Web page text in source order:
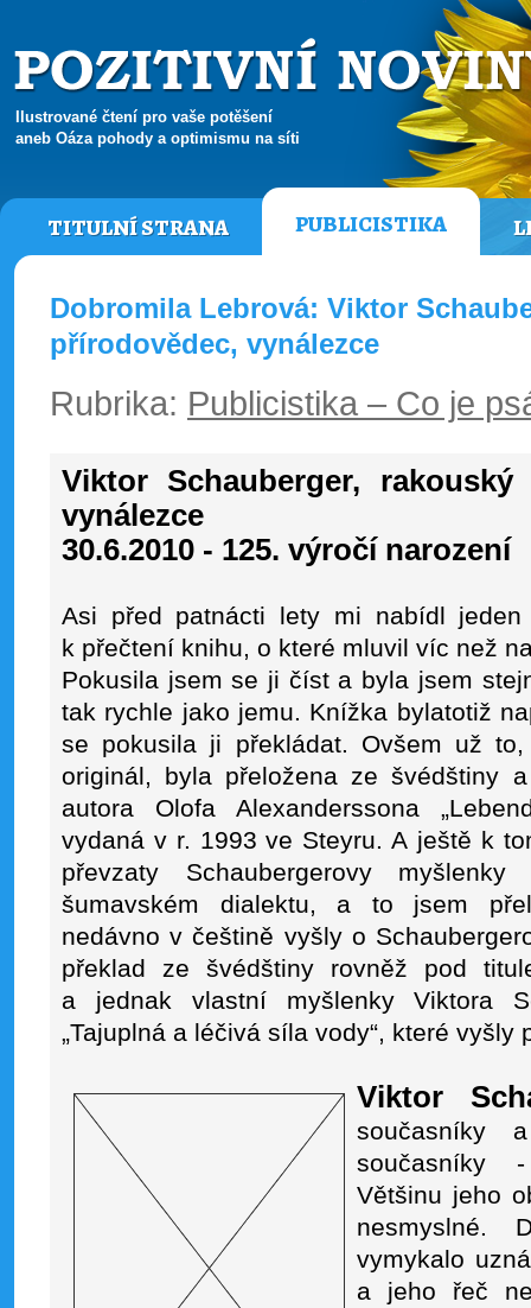
Ilustrované čtení pro vaše potěšení
aneb Oáza pohody a optimismu na síti
TITULNÍ STRANA PUBLICISTIKA
Dobromila Lebrová: Viktor
přírodovědec, vynálezce
Rubrika: Publicistika – Co je
Viktor Schauberger,
vynálezce
30.6.2010 - 125. výročí narození
Asi před patnácti lety mi nabídl
k přečtení knihu, o které mluvil víc než
Pokusila jsem se ji číst a byla jsem
tak rychle jako jemu. Knížka bylatotiž
se pokusila ji překládat. Ovšem už
originál, byla přeložena ze švédštiny
autora Olofa Alexanderssona
vydaná v r. 1993 ve Steyru. A ještě k
převzaty Schaubergerovy
šumavském dialektu, a to jsem
nedávno v češtině vyšly o
překlad ze švédštiny rovněž pod
a jednak vlastní myšlenky Viktora
„Tajuplná a léčivá síla vody“, které vyšly
Viktor
současníky
Většinu jeho
vymykalo
a jeho řeč